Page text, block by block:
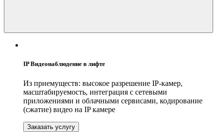
IP Видеонаблюдение в лифте
Из приемуществ: высокое разрешение IP-камер,
масштабируемость, интеграция с сетевыми
приложениями и облачными сервисами, кодирование
(сжатие) видео на IP камере
Заказать услугу